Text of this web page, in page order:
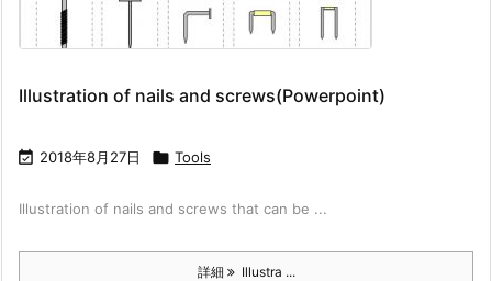
Illustration of nails and screws(Powerpoint)
 2018年8月27日  Tools
Illustration of nails and screws that can be ...
詳細 Illustra ...